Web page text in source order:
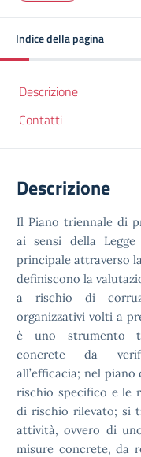
Indice della pagina
Descrizione
Contatti
Descrizione
Il Piano triennale di
ai sensi della
principale attraverso
definiscono la
a rischio di
organizzativi volti a
è uno strumento
concrete da
all’efficacia; nel
rischio specifico e le
di rischio rilevato; si
attività, ovvero di
misure concrete, da